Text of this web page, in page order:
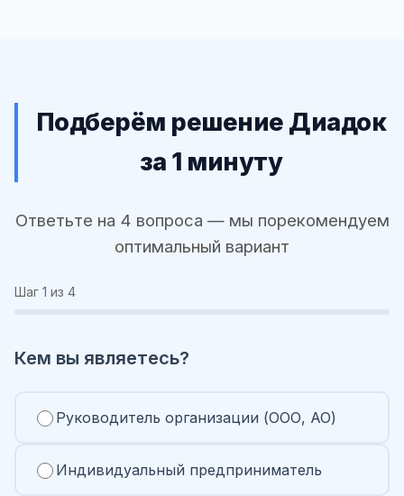
Подберём решение Диадок
за 1 минуту
Ответьте на 4 вопроса — мы порекомендуем
оптимальный вариант
Шаг 1 из 4
Кем вы являетесь?
Руководитель организации (ООО, АО)
Индивидуальный предприниматель